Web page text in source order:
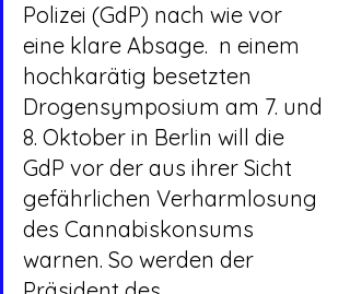
Polizei (GdP) nach wie vor
eine klare Absage.  n einem
hochkarätig besetzten
Drogensymposium am 7. und
8. Oktober in Berlin will die
GdP vor der aus ihrer Sicht
gefährlichen Verharmlosung
des Cannabiskonsums
warnen. So werden der